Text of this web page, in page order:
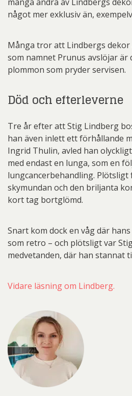
något mer exklusiv än,
Många tror att Lindbergs dekor
som namnet Prunus avslöjar är
plommon som pryder servisen.
Död och efterleverne
Tre år efter att Stig Lindberg
han även inlett ett förhållande
Ingrid Thulin, avled han
med endast en lunga, som en
lungcancerbehandling. Plötsligt
skymundan och den briljanta
kort tag bortglömd.
Snart kom dock en våg där
som retro – och plötsligt var
medvetanden, där han stannat
Vidare läsning om Lindberg.